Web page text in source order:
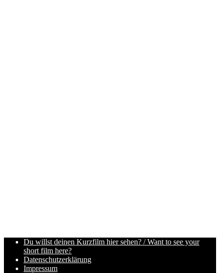
Du willst deinen Kurzfilm hier sehen? / Want to see your
short film here?
Datenschutzerklärung
Impressum